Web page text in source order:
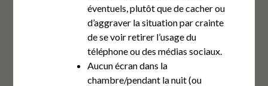
éventuels, plutôt que de cacher ou
d’aggraver la situation par crainte
de se voir retirer l’usage du
téléphone ou des médias sociaux.
Aucun écran dans la
chambre/pendant la nuit (ou